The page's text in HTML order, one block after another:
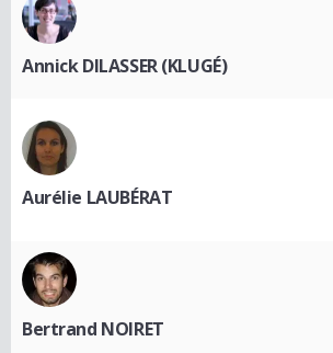
Annick DILASSER (KLUGÉ)
Aurélie LAUBÉRAT
Bertrand NOIRET